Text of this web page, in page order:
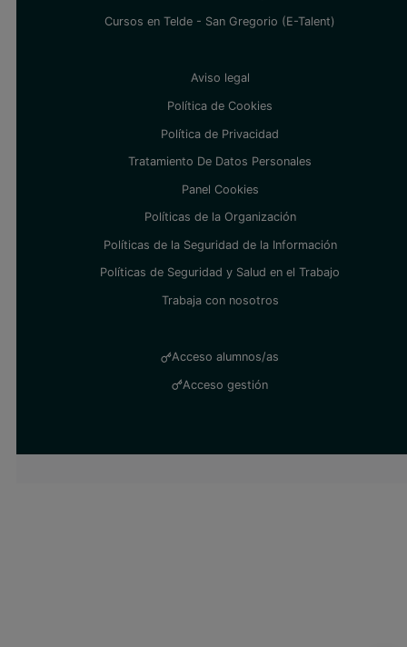
Cursos en Telde - San Gregorio (E-Talent)
Aviso legal
Política de Cookies
Política de Privacidad
Tratamiento De Datos Personales
Panel Cookies
Políticas de la Organización
Políticas de la Seguridad de la Información
Políticas de Seguridad y Salud en el Trabajo
Trabaja con nosotros
Acceso alumnos/as
Acceso gestión